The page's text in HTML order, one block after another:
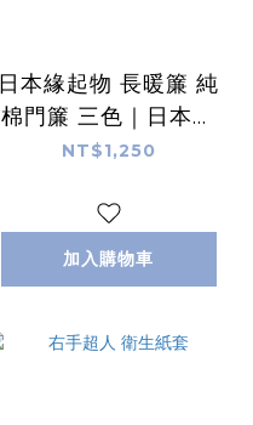
日本緣起物 長暖簾 純
棉門簾 三色｜日本カ
ヤ KAYA
NT$1,250
加入購物車